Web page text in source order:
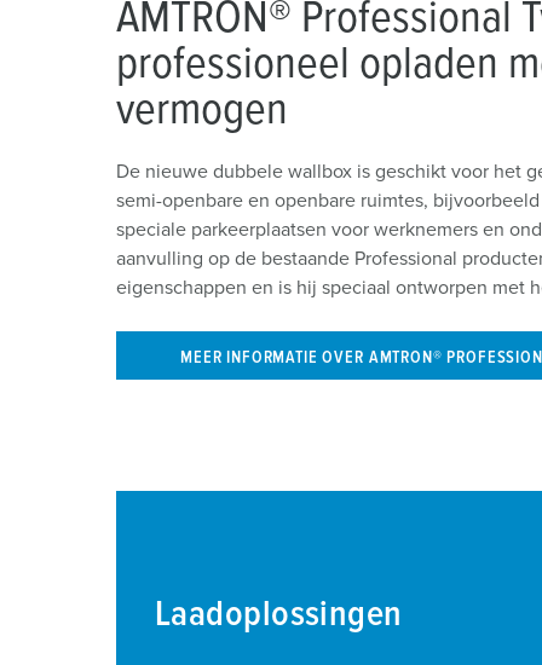
AMTRON® Professional
professioneel opladen
vermogen
De nieuwe dubbele wallbox is geschikt voor het
semi-openbare en openbare ruimtes,
speciale parkeerplaatsen voor werknemers en
aanvulling op de bestaande Professional
eigenschappen en is hij speciaal ontworpen met
MEER INFORMATIE OVER AMTRON®
Laadoplossingen